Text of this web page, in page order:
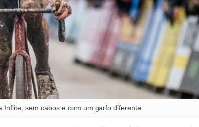
Inflite, sem cabos e com um garfo diferente